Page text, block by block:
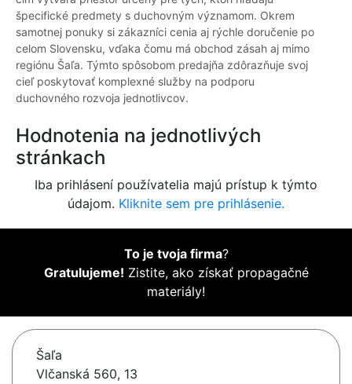
špecifické predmety s duchovným významom. Okrem
samotnej ponuky si zákazníci cenia aj rýchle doručenie po
celom Slovensku, vďaka čomu má obchod zásah aj mimo
regiónu Šaľa. Týmto spôsobom predajňa zdôrazňuje svoj
cieľ poskytovať komplexné služby na podporu
duchovného rozvoja jednotlivcov.
Hodnotenia na jednotlivých
stránkach
Iba prihlásení používatelia majú prístup k týmto
údajom. Kliknite sem pre prihlásenie.
To je tvoja firma?
Gratulujeme! Zistite, ako získať propagačné
materiály!
Šaľa
Vlčanská 560, 13